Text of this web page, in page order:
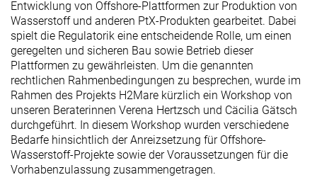
Entwicklung von Offshore-Plattformen zur Produktion von
Wasserstoff und anderen PtX-Produkten gearbeitet. Dabei
spielt die Regulatorik eine entscheidende Rolle, um einen
geregelten und sicheren Bau sowie Betrieb dieser
Plattformen zu gewährleisten. Um die genannten
rechtlichen Rahmenbedingungen zu besprechen, wurde im
Rahmen des Projekts H2Mare kürzlich ein Workshop von
unseren Beraterinnen Verena Hertzsch und Cäcilia Gätsch
durchgeführt. In diesem Workshop wurden verschiedene
Bedarfe hinsichtlich der Anreizsetzung für Offshore-
Wasserstoff-Projekte sowie der Voraussetzungen für die
Vorhabenzulassung zusammengetragen.